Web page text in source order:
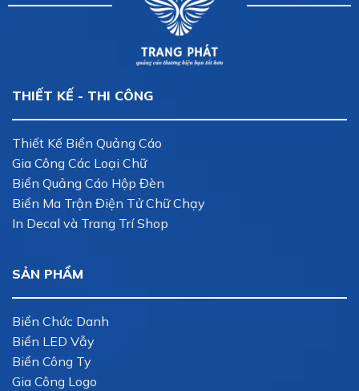
THIẾT KẾ - THI CÔNG
Thiết Kế Biển Quảng Cáo
Gia Công Các Loại Chữ
Biển Quảng Cáo Hộp Đèn
Biển Ma Trận Điện Tử Chữ Chạy
In Decal và Trang Trí Shop
SẢN PHẨM
Biển Chức Danh
Biển LED Vẫy
Biển Công Ty
Gia Công Logo